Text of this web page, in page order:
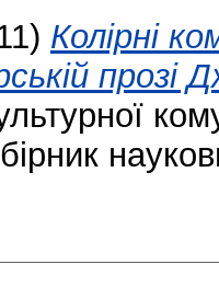
Колірні
прозі